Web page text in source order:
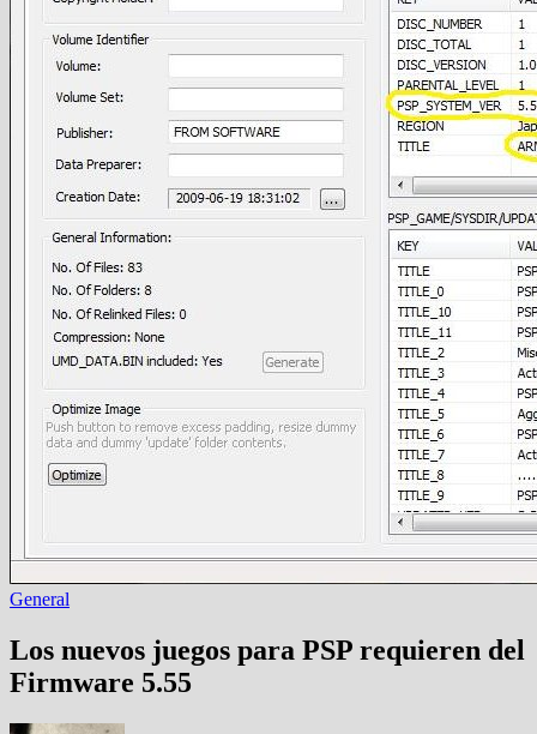
General
Los nuevos juegos para PSP requieren del
Firmware 5.55